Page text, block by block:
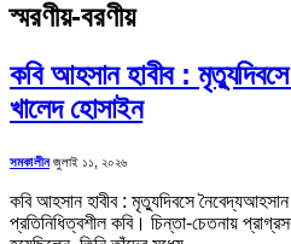
স্মরণীয়-বরণীয়
কবি আহসান হাবীব :
খালেদ হোসাইন
সমকালীন জুলাই ১১, ২০২৬
কবি আহসান হাবীব : মৃত্যুদিবসে
প্রতিনিধিত্বশীল কবি। চিন্তা-চেতনায়